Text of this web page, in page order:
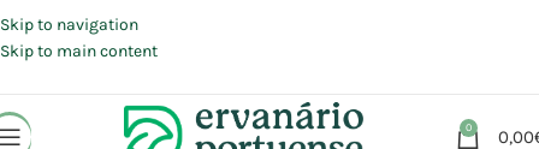
Skip to navigation
Skip to main content
0 0,00